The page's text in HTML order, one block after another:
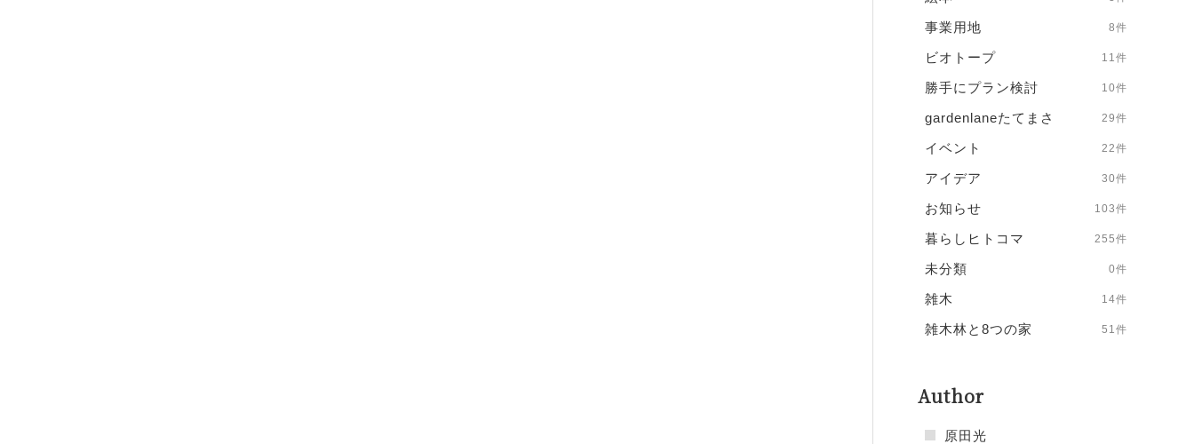
事業用地 8件
ビオトープ 11件
勝手にプラン検討 10件
gardenlaneたてまさ 29件
イベント 22件
アイデア 30件
お知らせ 103件
暮らしヒトコマ 255件
未分類 0件
雑木 14件
雑木林と8つの家 51件
Author
原田光